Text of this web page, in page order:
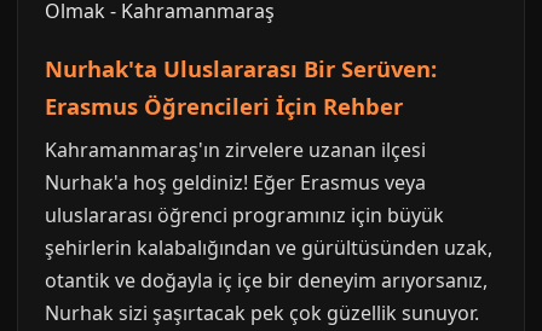
Nurhak'ta Uluslararası Bir Serüven:
Erasmus Öğrencileri İçin Rehber
Kahramanmaraş'ın zirvelere uzanan ilçesi
Nurhak'a hoş geldiniz! Eğer Erasmus veya
uluslararası öğrenci programınız için büyük
şehirlerin kalabalığından ve gürültüsünden uzak,
otantik ve doğayla iç içe bir deneyim arıyorsanız,
Nurhak sizi şaşırtacak pek çok güzellik sunuyor.